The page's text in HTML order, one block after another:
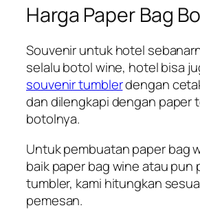
Harga Paper Bag
Souvenir untuk hotel
selalu botol wine, hotel bisa
souvenir tumblerdengan
dan dilengkapi dengan paper
botolnya.
Untuk pembuatan paper bag
baik paper bag wine atau pun
tumbler, kami hitungkan
pemesan.